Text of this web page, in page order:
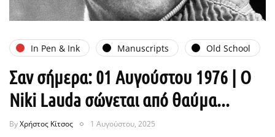
In Pen & Ink Manuscripts Old School
Σαν σήμερα: 01 Αυγούστου 1976 | Ο
Niki Lauda σώνεται από θαύμα...
ByΧρήστος Κίτσος 1 Αυγούστου, 2025